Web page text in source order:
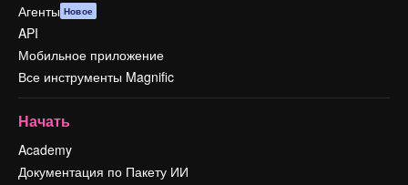
Агенты Новое
API
Мобильное приложение
Все инструменты Magnific
Начать
Academy
Документация по Пакету ИИ